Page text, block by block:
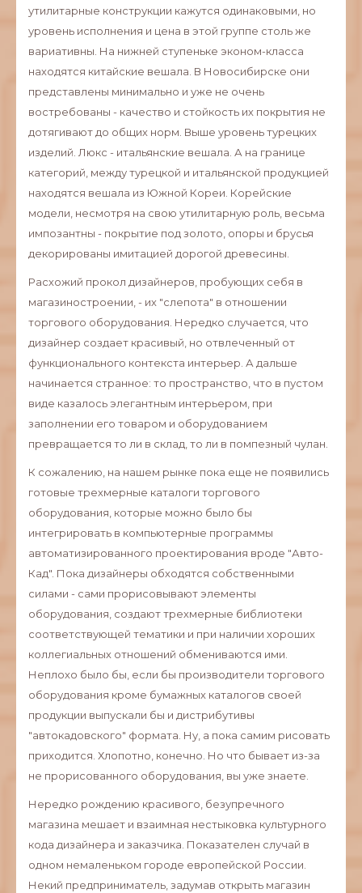
утилитарные конструкции кажутся одинаковыми, но
уровень исполнения и цена в этой группе столь же
вариативны. На нижней ступеньке эконом-класса
находятся китайские вешала. В Новосибирске они
представлены минимально и уже не очень
востребованы - качество и стойкость их покрытия не
дотягивают до общих норм. Выше уровень турецких
изделий. Люкс - итальянские вешала. А на границе
категорий, между турецкой и итальянской продукцией
находятся вешала из Южной Кореи. Корейские
модели, несмотря на свою утилитарную роль, весьма
импозантны - покрытие под золото, опоры и брусья
декорированы имитацией дорогой древесины.
Расхожий прокол дизайнеров, пробующих себя в
магазиностроении, - их "слепота" в отношении
торгового оборудования. Нередко случается, что
дизайнер создает красивый, но отвлеченный от
функционального контекста интерьер. А дальше
начинается странное: то пространство, что в пустом
виде казалось элегантным интерьером, при
заполнении его товаром и оборудованием
превращается то ли в склад, то ли в помпезный чулан.
К сожалению, на нашем рынке пока еще не появились
готовые трехмерные каталоги торгового
оборудования, которые можно было бы
интегрировать в компьютерные программы
автоматизированного проектирования вроде "Авто-
Кад". Пока дизайнеры обходятся собственными
силами - сами прорисовывают элементы
оборудования, создают трехмерные библиотеки
соответствующей тематики и при наличии хороших
коллегиальных отношений обмениваются ими.
Неплохо было бы, если бы производители торгового
оборудования кроме бумажных каталогов своей
продукции выпускали бы и дистрибутивы
"автокадовского" формата. Ну, а пока самим рисовать
приходится. Хлопотно, конечно. Но что бывает из-за
не прорисованного оборудования, вы уже знаете.
Нередко рождению красивого, безупречного
магазина мешает и взаимная нестыковка культурного
кода дизайнера и заказчика. Показателен случай в
одном немаленьком городе европейской России.
Некий предприниматель, задумав открыть магазин